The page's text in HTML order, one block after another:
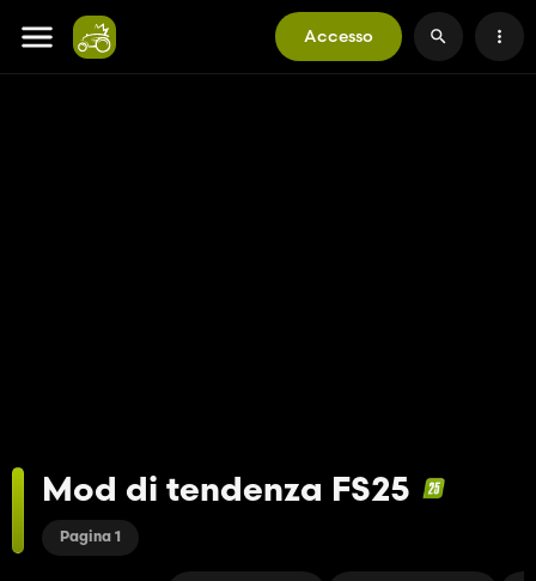
Accesso
Mod di tendenza FS25
Pagina 1